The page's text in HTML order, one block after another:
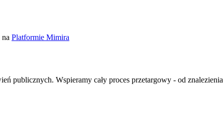
Platformie Mimira
publicznych. Wspieramy cały proces przetargowy - od